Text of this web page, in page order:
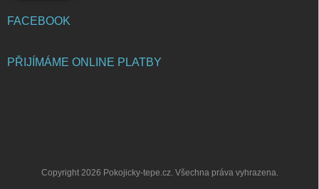
FACEBOOK
PŘIJÍMÁME ONLINE PLATBY
Copyright 2026 Pokojicky-tepe.cz. Všechna práva vyhrazena.